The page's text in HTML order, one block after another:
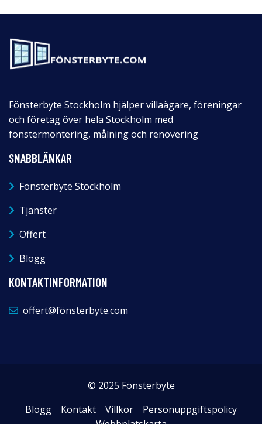
Fönsterbyte Stockholm hjälper villaägare, föreningar
och företag över hela Stockholm med
fönstermontering, målning och renovering
SNABBLÄNKAR
Fönsterbyte Stockholm
Tjänster
Offert
Blogg
KONTAKTINFORMATION
offert@fönsterbyte.com
© 2025 Fönsterbyte
Blogg
Kontakt Villkor
Personuppgiftspolicy